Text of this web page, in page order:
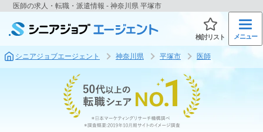
医師の求人・転職・派遣情報 - 神奈川県 平塚市
検討リスト メニュー
シニアジョブエージェント 神奈川県 平塚市 医師